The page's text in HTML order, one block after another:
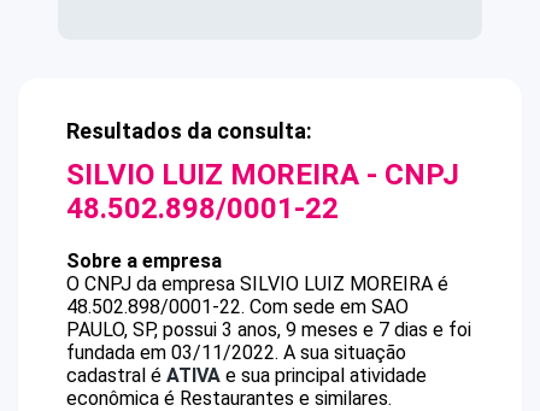
Resultados da consulta:
SILVIO LUIZ MOREIRA - CNPJ
48.502.898/0001-22
Sobre a empresa
O CNPJ da empresa SILVIO LUIZ MOREIRA é
48.502.898/0001-22. Com sede em SAO
PAULO, SP, possui 3 anos, 9 meses e 7 dias e foi
fundada em 03/11/2022. A sua situação
cadastral é ATIVA e sua principal atividade
econômica é Restaurantes e similares.